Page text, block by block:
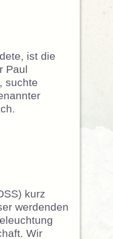
ist die
Paul
suchte
kurz
werdenden
Wir